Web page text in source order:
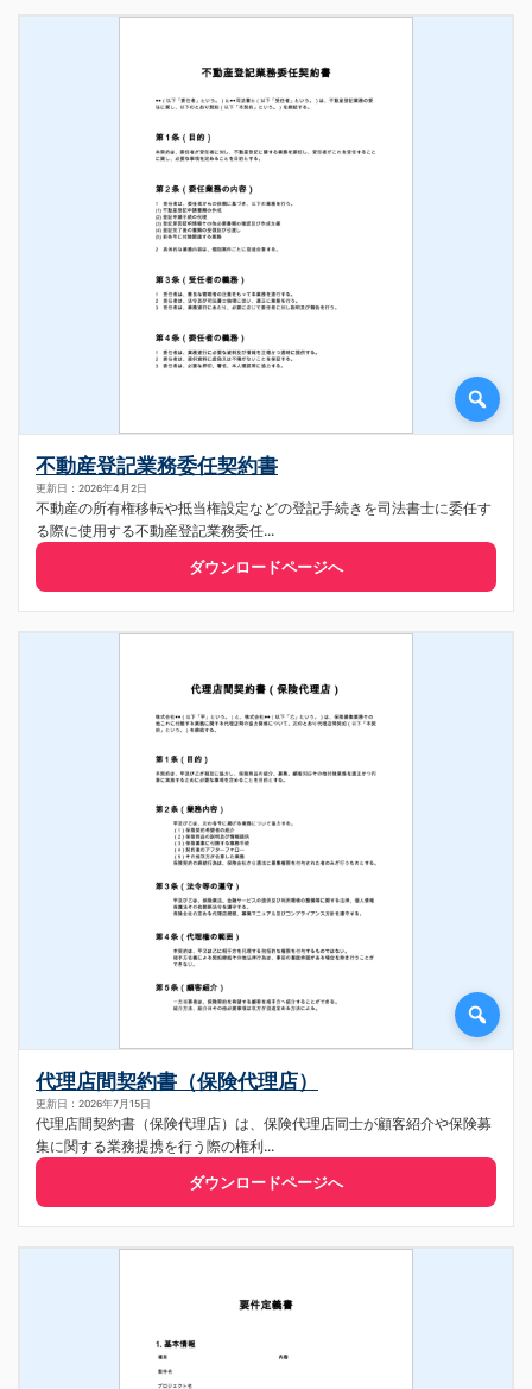
不動産登記業務委任契約書
更新日：2026年4月2日
不動産の所有権移転や抵当権設定などの登記手続きを司法書士に委任す
る際に使用する不動産登記業務委任...
ダウンロードページへ
代理店間契約書（保険代理店）
更新日：2026年7月15日
代理店間契約書（保険代理店）は、保険代理店同士が顧客紹介や保険募
集に関する業務提携を行う際の権利...
ダウンロードページへ